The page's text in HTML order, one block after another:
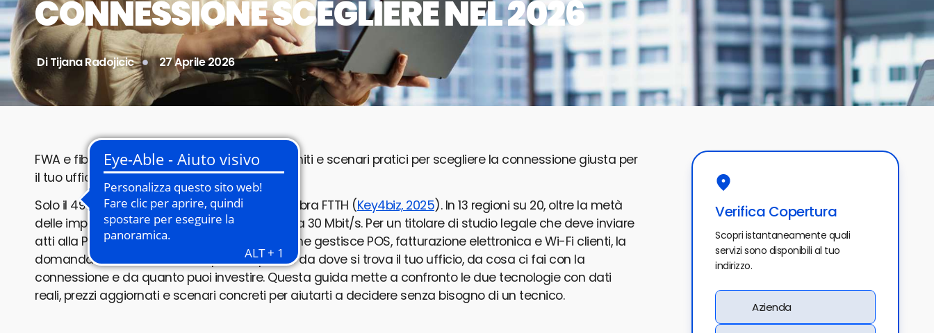
CONNESSIONE SCEGLIERE NEL 2026
DiTijana Radojicic 27 Aprile 2026
FWA e fibra a confronto: velocità reali, costi, limiti e scenari pratici per scegliere la connessione giusta per
il tuo ufficio nel 2026.
Solo il 49% delle PMI italiane ha accesso alla fibra FTTH (Key4biz, 2025). In 13 regioni su 20, oltre la metà
delle imprese lavora con connessioni inferiori a 30 Mbit/s. Per un titolare di studio legale che deve inviare
atti alla PA tramite portale, o per un negozio che gestisce POS, fatturazione elettronica e Wi-Fi clienti, la
domanda è: FWA o fibra? La risposta dipende da dove si trova il tuo ufficio, da cosa ci fai con la
connessione e da quanto puoi investire. Questa guida mette a confronto le due tecnologie con dati
reali, prezzi aggiornati e scenari concreti per aiutarti a decidere senza bisogno di un tecnico.
Verifica Copertura
Scopri istantaneamente quali
servizi sono disponibili al tuo
indirizzo.
Azienda